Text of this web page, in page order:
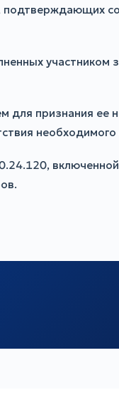
участником
для признания
необходимого